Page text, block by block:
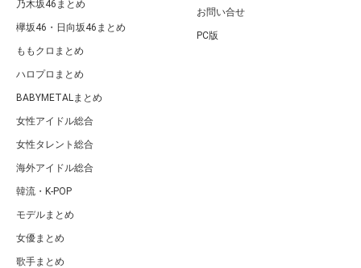
乃木坂46まとめ
欅坂46・日向坂46まとめ
ももクロまとめ
ハロプロまとめ
BABYMETALまとめ
女性アイドル総合
女性タレント総合
海外アイドル総合
韓流・K-POP
モデルまとめ
女優まとめ
歌手まとめ
お問い合せ
PC版